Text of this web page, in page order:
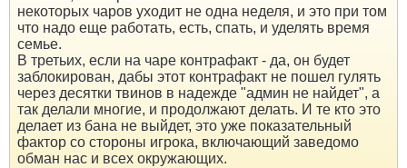
некоторых чаров уходит не одна неделя, и это при том
что надо еще работать, есть, спать, и уделять время
семье.
В третьих, если на чаре контрафакт - да, он будет
заблокирован, дабы этот контрафакт не пошел гулять
через десятки твинов в надежде "админ не найдет", а
так делали многие, и продолжают делать. И те кто это
делает из бана не выйдет, это уже показательный
фактор со стороны игрока, включающий заведомо
обман нас и всех окружающих.